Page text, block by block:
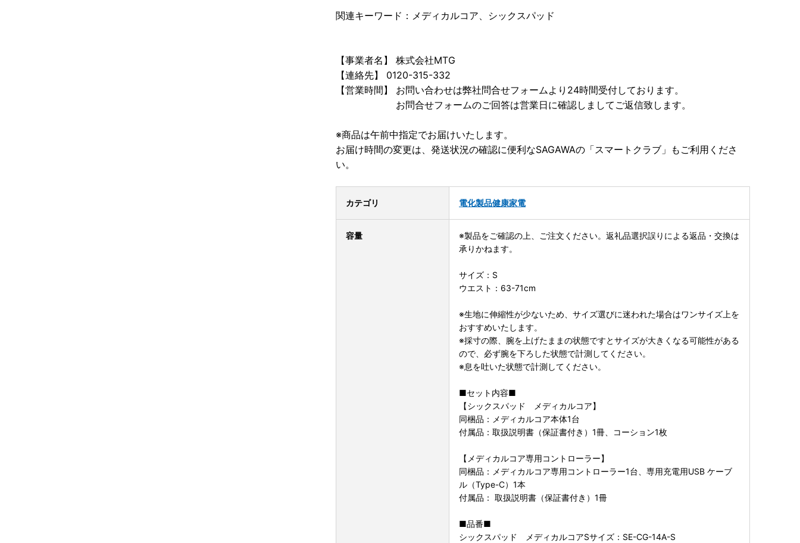
関連キーワード：メディカルコア、シックスパッド
【事業者名】 株式会社MTG
【連絡先】 0120-315-332
【営業時間】 お問い合わせは弊社問合せフォームより24時間受付しております。
お問合せフォームのご回答は営業日に確認しましてご返信致します。
※商品は午前中指定でお届けいたします。
お届け時間の変更は、発送状況の確認に便利なSAGAWAの「スマートクラブ」もご利用くださ
い。
カテゴリ 電化製品健康家電
容量
※製品をご確認の上、ご注文ください。返礼品選択誤りによる返品・交換は
承りかねます。
サイズ：S
ウエスト：63-71cm
※生地に伸縮性が少ないため、サイズ選びに迷われた場合はワンサイズ上を
おすすめいたします。
※採寸の際、腕を上げたままの状態ですとサイズが大きくなる可能性がある
ので、必ず腕を下ろした状態で計測してください。
※息を吐いた状態で計測してください。
■セット内容■
【シックスパッド メディカルコア】
同梱品：メディカルコア本体1台
付属品：取扱説明書（保証書付き）1冊、コーション1枚
【メディカルコア専用コントローラー】
同梱品：メディカルコア専用コントローラー1台、専用充電用USB ケーブ
ル（Type-C）1本
付属品： 取扱説明書（保証書付き）1冊
■品番■
シックスパッド メディカルコアSサイズ：SE-CG-14A-S